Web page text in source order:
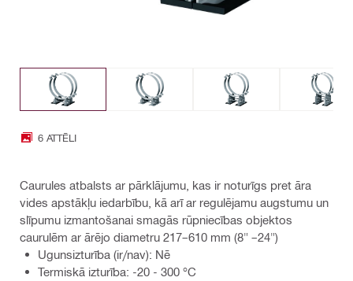
6 ATTĒLI
Caurules atbalsts ar pārklājumu, kas ir noturīgs pret āra
vides apstākļu iedarbību, kā arī ar regulējamu augstumu un
slīpumu izmantošanai smagās rūpniecības objektos
caurulēm ar ārējo diametru 217–610 mm (8" –24")
Ugunsizturība (ir/nav): Nē
Termiskā izturība: -20 - 300 °C